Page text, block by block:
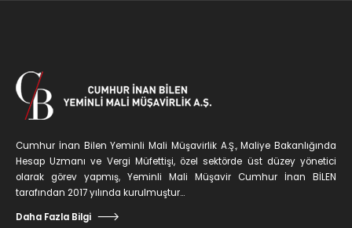
Cumhur İnan Bilen Yeminli Mali Müşavirlik A.Ş., Maliye Bakanlığında
Hesap Uzmanı ve Vergi Müfettişi, özel sektörde üst düzey yönetici
olarak görev yapmış, Yeminli Mali Müşavir Cumhur İnan BİLEN
tarafından 2017 yılında kurulmuştur...
Daha Fazla Bilgi